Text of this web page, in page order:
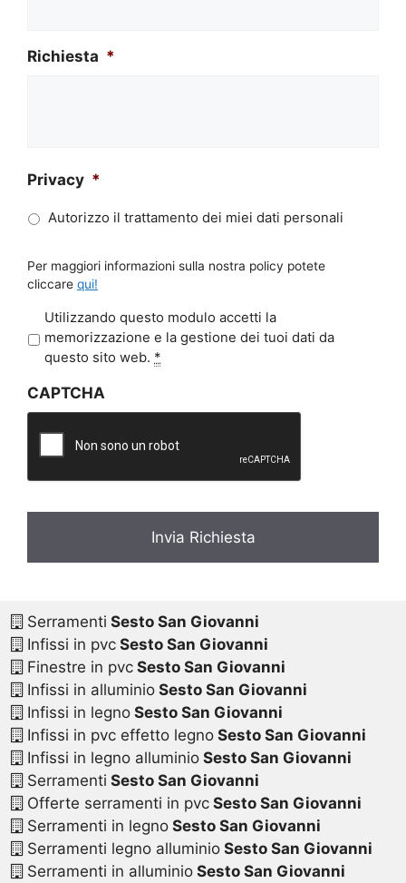
Richiesta *
Privacy *
Autorizzo il trattamento dei miei dati personali
Per maggiori informazioni sulla nostra policy potete
cliccare qui!
r
a
c
*
Utilizzando questo modulo accetti la
memorizzazione e la gestione dei tuoi dati da
questo sito web. *
CAPTCHA
Serramenti Sesto San Giovanni
Infissi in pvcSesto San Giovanni
Finestre in pvcSesto San Giovanni
Infissi in alluminioSesto San Giovanni
Infissi in legnoSesto San Giovanni
Infissi in pvc effetto legnoSesto San Giovanni
Infissi in legno alluminioSesto San Giovanni
Serramenti Sesto San Giovanni
Offerte serramenti in pvcSesto San Giovanni
Serramenti in legnoSesto San Giovanni
Serramenti legno alluminioSesto San Giovanni
Serramenti in alluminioSesto San Giovanni